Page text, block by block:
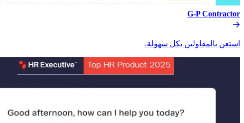
G-P Contractor​​
استعن بالمقاولين بكل سهولة.​​